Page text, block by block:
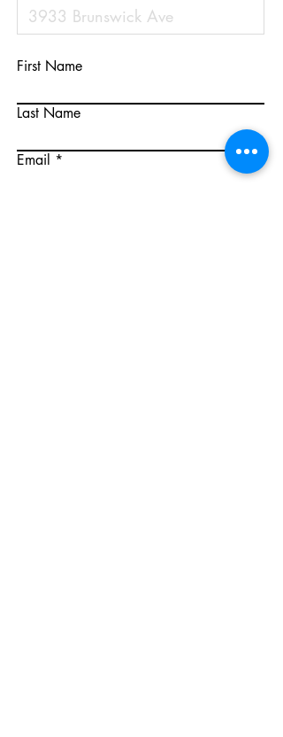
First Name
Last Name
Email